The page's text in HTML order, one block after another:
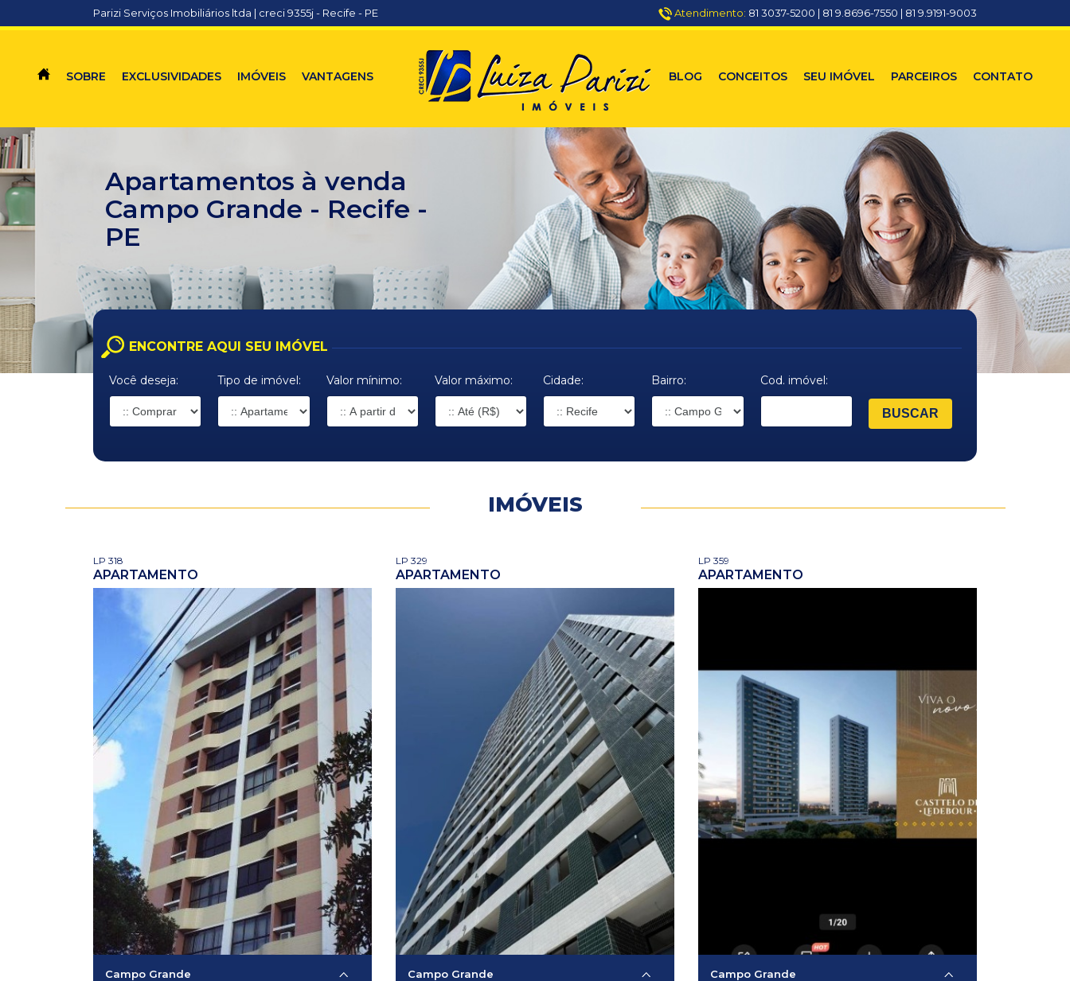
Parizi Serviços Imobiliários ltda | creci 9355j - Recife - PE Atendimento: 81 3037-5200 | 81 9.8696-7550 | 81 9.9191-9003
SOBRE EXCLUSIVIDADES IMÓVEIS VANTAGENS BLOG CONCEITOS SEU IMÓVEL PARCEIROS CONTATO
Apartamentos à venda
Campo Grande - Recife -
PE
ENCONTRE AQUI SEU IMÓVEL
Você deseja: Tipo de imóvel: Valor mínimo: Valor máximo: Cidade: Bairro: Cod. imóvel:
IMÓVEIS
LP 318
APARTAMENTO
Campo Grande
LP 329
APARTAMENTO
Campo Grande
LP 359
APARTAMENTO
Campo Grande